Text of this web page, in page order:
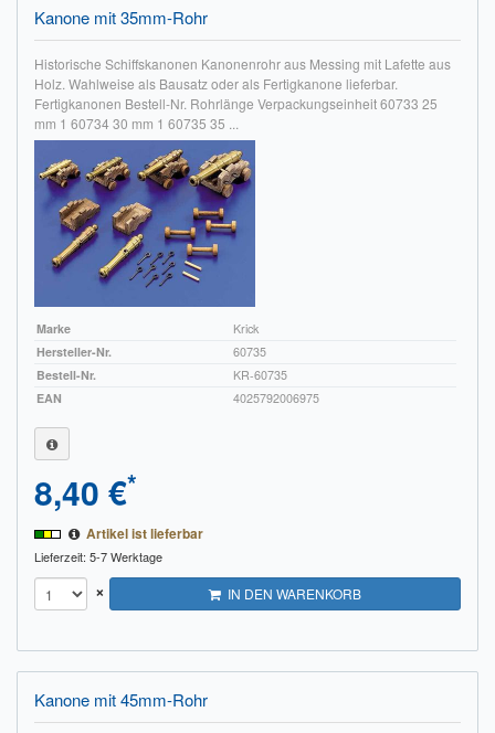
Kanone mit 35mm-Rohr
Historische Schiffskanonen Kanonenrohr aus Messing mit Lafette aus
Holz. Wahlweise als Bausatz oder als Fertigkanone lieferbar.
Fertigkanonen Bestell-Nr. Rohrlänge Verpackungseinheit 60733 25
mm 1 60734 30 mm 1 60735 35 ...
Marke
Krick
Hersteller-Nr.
60735
Bestell-Nr.
KR-60735
EAN
4025792006975
8,40 €*
Artikel ist lieferbar
Lieferzeit: 5-7 Werktage
× IN DEN WARENKORB
Kanone mit 45mm-Rohr